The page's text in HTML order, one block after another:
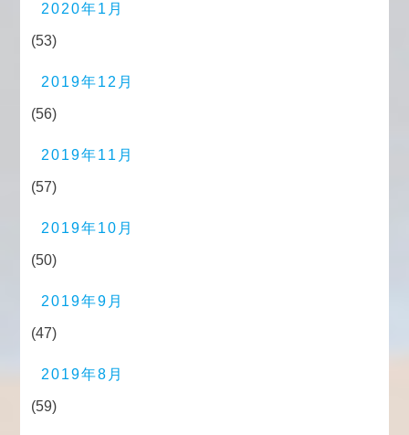
2020年1月
(53)
2019年12月
(56)
2019年11月
(57)
2019年10月
(50)
2019年9月
(47)
2019年8月
(59)